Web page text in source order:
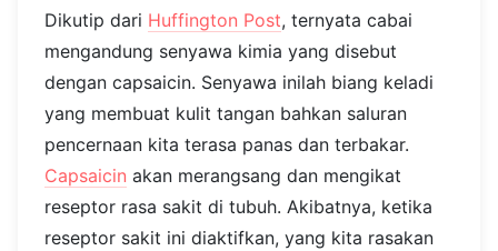
Dikutip dari Huffington Post, ternyata cabai
mengandung senyawa kimia yang disebut
dengan capsaicin. Senyawa inilah biang keladi
yang membuat kulit tangan bahkan saluran
pencernaan kita terasa panas dan terbakar.
Capsaicin akan merangsang dan mengikat
reseptor rasa sakit di tubuh. Akibatnya, ketika
reseptor sakit ini diaktifkan, yang kita rasakan